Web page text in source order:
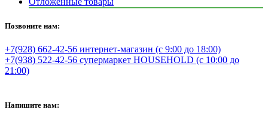
Позвоните нам:
+7(928) 662-42-56 интернет-магазин (с 9:00 до 18:00)
+7(938) 522-42-56 супермаркет HOUSEHOLD (с 10:00 до
21:00)
Напишите нам: